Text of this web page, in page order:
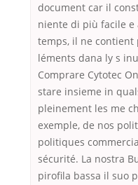
document car il
niente di più facile
temps, il ne contient
léments dana ly s
Comprare Cytotec
stare insieme in
pleinement les me
exemple, de nos
politiques
sécurité. La nostra
pirofila bassa il suo